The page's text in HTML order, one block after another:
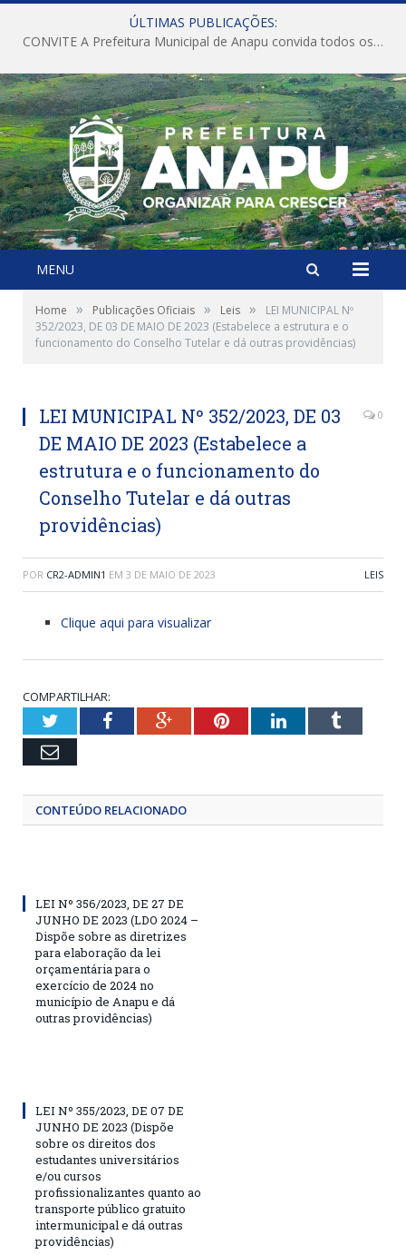
ÚLTIMAS PUBLICAÇÕES:
CONVITE A Prefeitura Municipal de Anapu convida todos os servidores públicos municipais para participarem da Audiência Pública de discussão da Lei de Diretrizes Orçamentárias (LDO), importante instrumento de planejamento das ações e investimentos da Administração Pública para o próximo exercício financeiro.
MENU
Home » Publicações Oficiais » Leis »
LEI MUNICIPAL Nº
352/2023, DE 03 DE MAIO DE 2023 (Estabelece a estrutura e o
funcionamento do Conselho Tutelar e dá outras providências)
LEI MUNICIPAL Nº 352/2023, DE 03
DE MAIO DE 2023 (Estabelece a
estrutura e o funcionamento do
Conselho Tutelar e dá outras
providências)
0
POR CR2-ADMIN1 EM 3 DE MAIO DE 2023 LEIS
Clique aqui para visualizar
COMPARTILHAR:
TwitterFacebookGoogle+PinterestLinkedInTumblr
Email
CONTEÚDO RELACIONADO
LEI Nº 356/2023, DE 27 DE
JUNHO DE 2023 (LDO 2024 –
Dispõe sobre as diretrizes
para elaboração da lei
orçamentária para o
exercício de 2024 no
município de Anapu e dá
outras providências)
LEI Nº 355/2023, DE 07 DE
JUNHO DE 2023 (Dispõe
sobre os direitos dos
estudantes universitários
e/ou cursos
profissionalizantes quanto ao
transporte público gratuito
intermunicipal e dá outras
providências)